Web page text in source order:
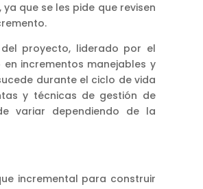
que se les pide que revisen
del proyecto, liderado por el
incrementos manejables y
durante el ciclo de vida
y técnicas de gestión de
variar dependiendo de la
incremental para construir